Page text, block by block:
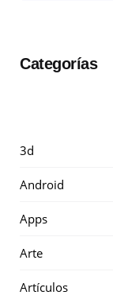
Categorías
3d
Android
Apps
Arte
Artículos